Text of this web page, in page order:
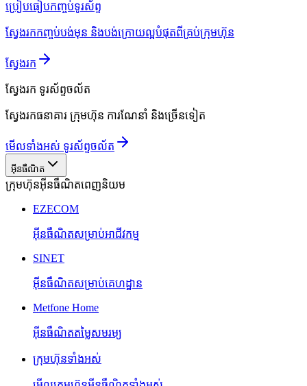
ប្រៀបធៀបកញ្ចប់ទូរស័ព្ទ
ស្វែងរកកញ្ចប់បង់មុន និងបង់ក្រោយល្អបំផុតពីគ្រប់ក្រុមហ៊ុន
ស្វែងរក
ស្វែងរក ទូរស័ព្ទចល័ត
ស្វែងរកធនាគារ ក្រុមហ៊ុន ការណែនាំ និងច្រើនទៀត
មើលទាំងអស់ ទូរស័ព្ទចល័ត
អ៊ីនធឺណិត
ក្រុមហ៊ុនអ៊ីនធឺណិតពេញនិយម
EZECOM
អ៊ីនធឺណិតសម្រាប់អាជីវកម្ម
SINET
អ៊ីនធឺណិតសម្រាប់គេហដ្ឋាន
Metfone Home
អ៊ីនធឺណិតតម្លៃសមរម្យ
ក្រុមហ៊ុនទាំងអស់